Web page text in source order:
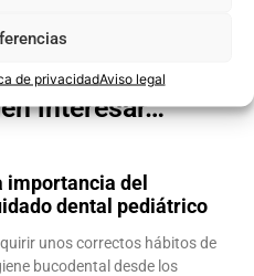
de privacidadAviso legal
interesar…
importancia del
dental pediátrico
unos correctos hábitos de
bucodental desde los